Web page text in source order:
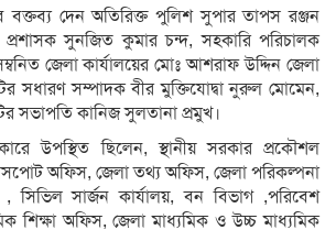
বক্তব্য দেন অতিরিক্ত পুলিশ সুপার তাপস রঞ্জন
সুনজিত কুমার চন্দ, সহকারি পরিচালক
জেলা কার্যালয়ের মোঃ আশরাফ উদ্দিন জেলা
সধারণ সম্পাদক বীর মুক্তিযোদ্বা নুরুল মোমেন,
সভাপতি কানিজ সুলতানা প্রমুখ।
উপস্থিত ছিলেন, স্থানীয় সরকার প্রকৌশল
অফিস, জেলা তথ্য অফিস, জেলা পরিকল্পনা
সিভিল সার্জন কার্যালয়, বন বিভাগ ,পরিবেশ
শিক্ষা অফিস, জেলা মাধ্যমিক ও উচ্চ মাধ্যমিক